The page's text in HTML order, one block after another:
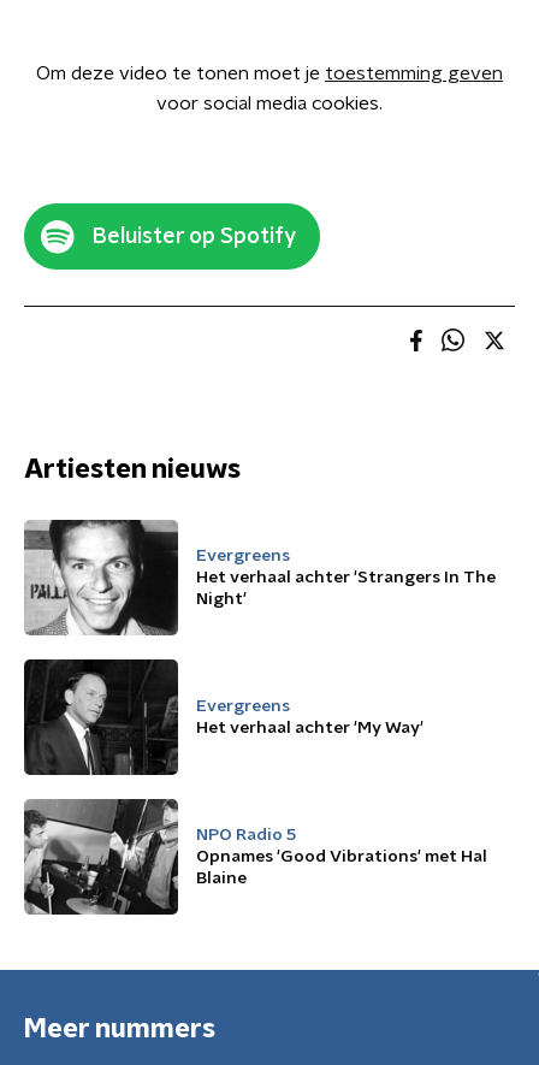
Om deze video te tonen moet je toestemming geven
voor social media cookies.
Beluister op Spotify
Artiesten nieuws
Evergreens
Het verhaal achter 'Strangers In The
Night'
Evergreens
Het verhaal achter 'My Way'
NPO Radio 5
Opnames 'Good Vibrations' met Hal
Blaine
Meer nummers